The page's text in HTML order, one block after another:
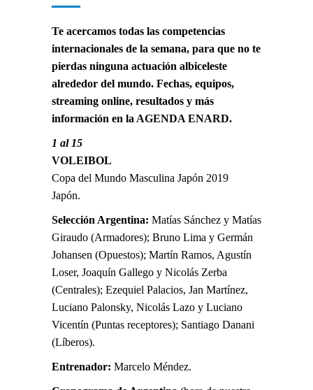
Te acercamos todas las competencias
internacionales de la semana, para que no te
pierdas ninguna actuación albiceleste
alrededor del mundo. Fechas, equipos,
streaming online, resultados y más
información en la AGENDA ENARD.
1 al 15
VOLEIBOL
Copa del Mundo Masculina Japón 2019
Japón.
Selección Argentina: Matías Sánchez y Matías
Giraudo (Armadores); Bruno Lima y Germán
Johansen (Opuestos); Martín Ramos, Agustín
Loser, Joaquín Gallego y Nicolás Zerba
(Centrales); Ezequiel Palacios, Jan Martínez,
Luciano Palonsky, Nicolás Lazo y Luciano
Vicentín (Puntas receptores); Santiago Danani
(Líberos).
Entrenador: Marcelo Méndez.